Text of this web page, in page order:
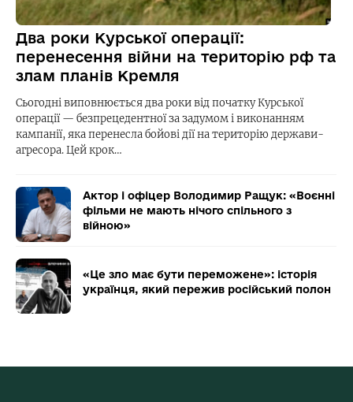
Два роки Курської операції:
перенесення війни на територію рф та
злам планів Кремля
Сьогодні виповнюється два роки від початку Курської
операції — безпрецедентної за задумом і виконанням
кампанії, яка перенесла бойові дії на територію держави-
агресора. Цей крок…
Актор і офіцер Володимир Ращук: «Воєнні
фільми не мають нічого спільного з
війною»
«Це зло має бути переможене»: історія
українця, який пережив російський полон